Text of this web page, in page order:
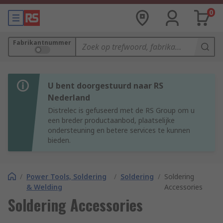
0
Fabrikantnummer
U bent doorgestuurd naar RS
Nederland
Distrelec is gefuseerd met de RS Group om u
een breder productaanbod, plaatselijke
ondersteuning en betere services te kunnen
bieden.
/ Power Tools, Soldering
& Welding
/ Soldering / Soldering
Accessories
Soldering Accessories